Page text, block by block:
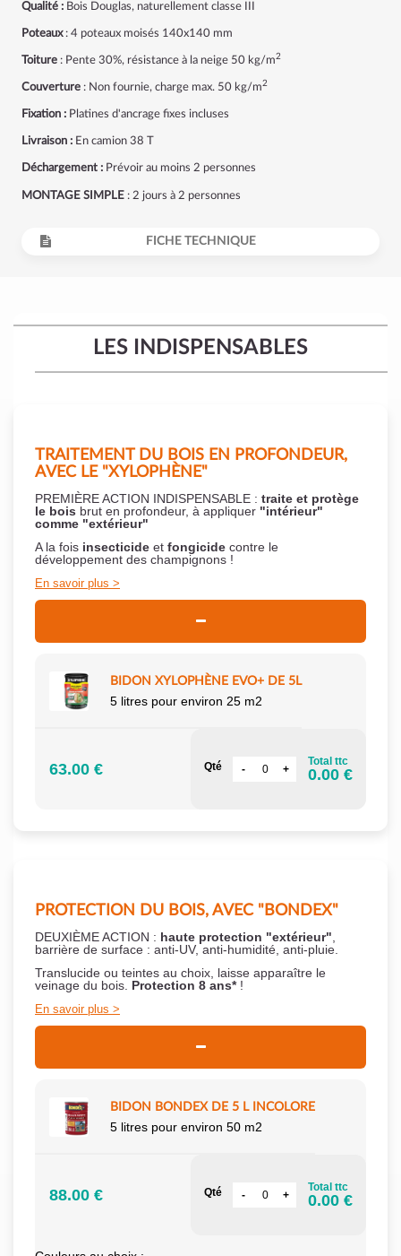
Qualité : Bois Douglas, naturellement classe III
Poteaux: 4 poteaux moisés 140x140 mm
Toiture : Pente 30%, résistance à la neige 50 kg/m2
Couverture : Non fournie, charge max. 50 kg/m2
Fixation : Platines d'ancrage fixes incluses
Livraison : En camion 38 T
Déchargement : Prévoir au moins 2 personnes
MONTAGE SIMPLE : 2 jours à 2 personnes
FICHE TECHNIQUE
LES INDISPENSABLES
TRAITEMENT DU BOIS EN PROFONDEUR,
AVEC LE "XYLOPHÈNE"
PREMIÈRE ACTION INDISPENSABLE : traite et protège
le bois brut en profondeur, à appliquer "intérieur"
comme "extérieur"
A la fois insecticide et fongicide contre le
développement des champignons !
En savoir plus
BIDON XYLOPHÈNE EVO+ DE 5L
5 litres pour environ 25 m2
63.00 € Qté Total ttc
0.00 €
PROTECTION DU BOIS, AVEC "BONDEX"
DEUXIÈME ACTION : haute protection "extérieur"
barrière de surface : anti-UV, anti-humidité, anti-pluie.
Translucide ou teintes au choix, laisse apparaître le
veinage du bois. Protection 8 ans*!
En savoir plus
BIDON BONDEX DE 5 L INCOLORE
5 litres pour environ 50 m2
88.00 € Qté Total ttc
0.00 €